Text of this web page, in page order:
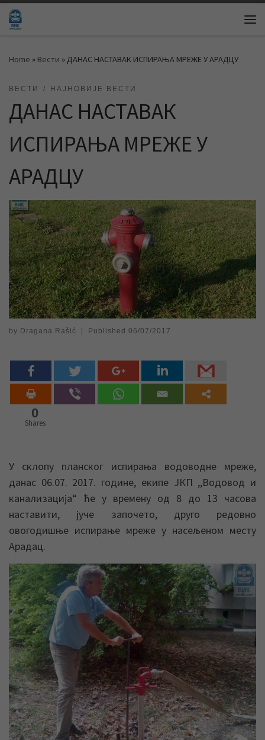
Skip to content
Home » Вести » ДАНАС НАСТАВАК ИСПИРАЊА МРЕЖЕ У АРАДЦУ
ВЕСТИ НАЈНОВИЈЕ ВЕСТИ
ДАНАС НАСТАВАК
ИСПИРАЊА МРЕЖЕ У
АРАДЦУ
by Dragana Rašić Published 06/07/2017
0
Shares
У склопу планског испирања водоводне мреже,
данас 06.07. 2017. године, екипе ЈКП ,,Водовод и
канализација“ ће у времену од 8 до 13 часова
наставити, јуче започето, друго редовно
овогодишње испирање мреже у насељеном месту
Арадац.